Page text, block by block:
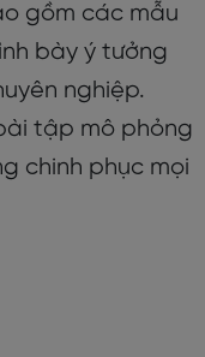
gồm các mẫu
bày ý tưởng
nghiệp.
tập mô phỏng
chinh phục mọi